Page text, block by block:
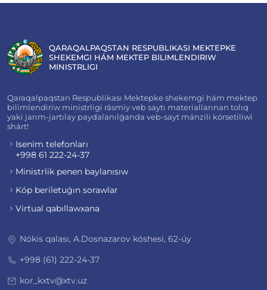
QARAQALPAQSTAN RESPUBLIKASI MEKTEPKE
SHEKEMGI HÁM MEKTEP BILIMLENDIRIW
MINISTRLIGI
Qaraqalpaqstan Respublikası Mektepke shekemgi hám mektep
bilimlendiriw ministrligi rásmiy veb saytı materiallarınan tolıq
yaki jarım-jartılay paydalanılǵanda veb-sayt mánzili kórsetiliwi
shárt!
Isenim telefonları
+998 61 222-24-37
Ministrlik penen baylanısıw
Kóp beriletuǵın sorawlar
Virtual qabıllawxana
Nókis qalası, A.Dosnazarov kóshesi, 62-úy
+998 (61) 222-24-37
kor_kxtv@xtv.uz